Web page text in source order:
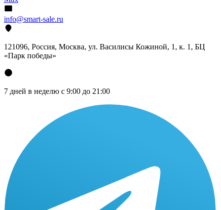
info@smart-sale.ru
121096, Россия, Москва, ул. Василисы Кожиной, 1, к. 1, БЦ
«Парк победы»
7 дней в неделю с 9:00 до 21:00